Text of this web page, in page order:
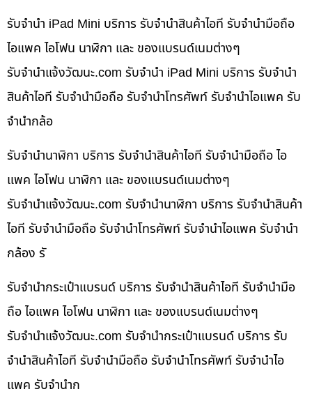
รับจำนำ iPad Mini บริการ รับจำนำสินค้าไอที รับจำนำมือถือ
ไอแพค ไอโฟน นาฬิกา และ ของแบรนด์เนมต่างๆ
รับจํานําแจ้งวัฒนะ.com รับจำนำ iPad Mini บริการ รับจำนำ
สินค้าไอที รับจำนำมือถือ รับจำนำโทรศัพท์ รับจำนำไอแพค รับ
จำนำกล้อ
รับจำนำนาฬิกา บริการ รับจำนำสินค้าไอที รับจำนำมือถือ ไอ
แพค ไอโฟน นาฬิกา และ ของแบรนด์เนมต่างๆ
รับจํานําแจ้งวัฒนะ.com รับจำนำนาฬิกา บริการ รับจำนำสินค้า
ไอที รับจำนำมือถือ รับจำนำโทรศัพท์ รับจำนำไอแพค รับจำนำ
กล้อง รั
รับจำนำกระเป๋าแบรนด์ บริการ รับจำนำสินค้าไอที รับจำนำมือ
ถือ ไอแพค ไอโฟน นาฬิกา และ ของแบรนด์เนมต่างๆ
รับจํานําแจ้งวัฒนะ.com รับจำนำกระเป๋าแบรนด์ บริการ รับ
จำนำสินค้าไอที รับจำนำมือถือ รับจำนำโทรศัพท์ รับจำนำไอ
แพค รับจำนำก